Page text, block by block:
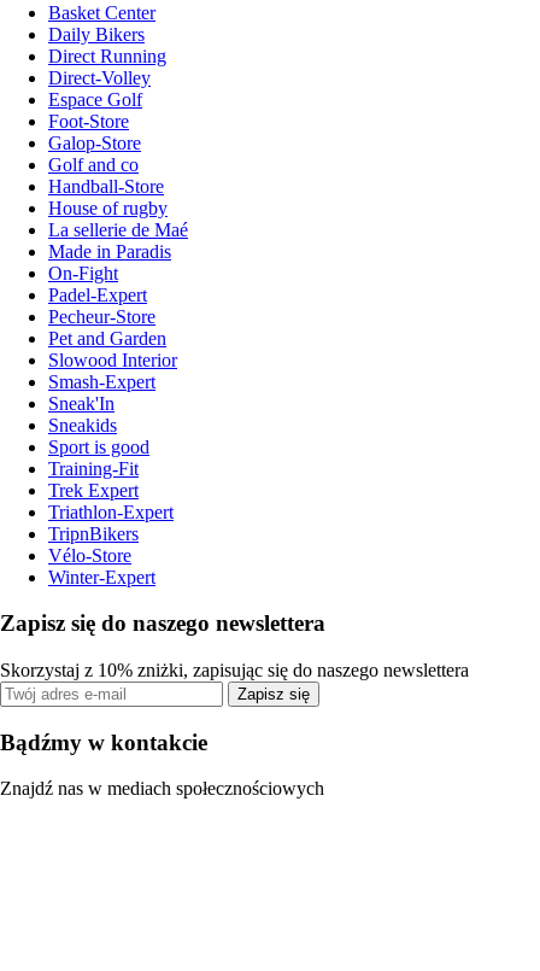
Basket Center
Daily Bikers
Direct Running
Direct-Volley
Espace Golf
Foot-Store
Galop-Store
Golf and co
Handball-Store
House of rugby
La sellerie de Maé
Made in Paradis
On-Fight
Padel-Expert
Pecheur-Store
Pet and Garden
Slowood Interior
Smash-Expert
Sneak'In
Sneakids
Sport is good
Training-Fit
Trek Expert
Triathlon-Expert
TripnBikers
Vélo-Store
Winter-Expert
Zapisz się do naszego newslettera
Skorzystaj z 10% zniżki, zapisując się do naszego newslettera
Zapisz się
Bądźmy w kontakcie
Znajdź nas w mediach społecznościowych